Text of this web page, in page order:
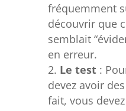
fréquemment
découvrir que
semblait
en erreur.
Le test:
devez avoir
fait, vous